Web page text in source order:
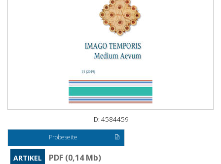
ID: 4584459
Probeseite
ARTIKEL
PDF (0,14 Mb)